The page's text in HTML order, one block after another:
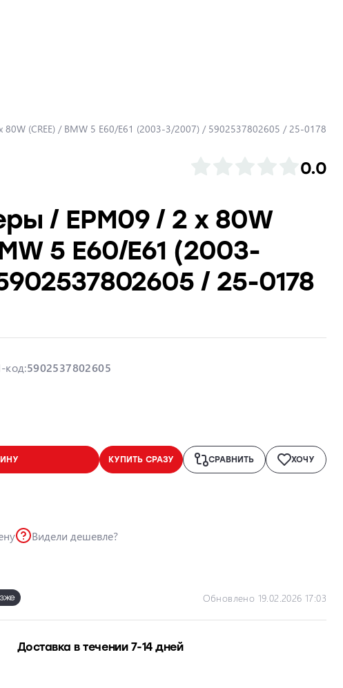
80W (CREE) / BMW 5 E60/E61 (2003-3/2007) / 5902537802605 / 25-0178
0.0
/ EPM09 / 2 x 80W
5 E60/E61 (2003-
/ 25-0178
код:5902537802605
КУПИТЬ СРАЗУ СРАВНИТЬ ХОЧУ
Видели дешевле?
Обновлено 19.02.2026 17:03
Доставка в течении 7-14 дней